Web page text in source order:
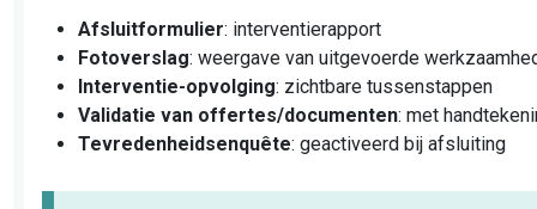
Afsluitformulier: interventierapport
Fotoverslag: weergave van uitgevoerde
Interventie-opvolging: zichtbare tussenstappen
Validatie van offertes/documenten: met
Tevredenheidsenquête: geactiveerd bij afsluiting